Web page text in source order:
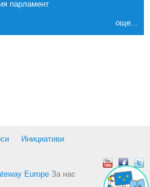
парламент
още...
Инициативи
Europe За нас